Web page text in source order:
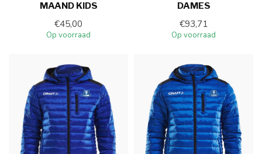
MAAND KIDS
€45,00
Op voorraad
DAMES
€93,71
Op voorraad